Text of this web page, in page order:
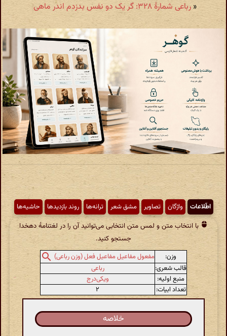
« رباعی شمارهٔ ۳۲۸: گر یک دو نفس بدزدم اندر ماهی
اطّلاعات واژگان تصاویر مشق شعر ترانه‌ها روند بازدیدها حاشیه‌ها
با انتخاب متن و لمس متن انتخابی می‌توانید آن را در لغتنامهٔ دهخدا
جستجو کنید.
وزن:
مفعول مفاعیل مفاعیل فعل (وزن رباعی)
قالب شعری:
رباعی
منبع اولیه:
ویکی‌درج
تعداد ابیات:
۲
خلاصه